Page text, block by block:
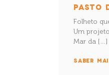
PASTO
Folheto
Um
Mar da […]
SABER